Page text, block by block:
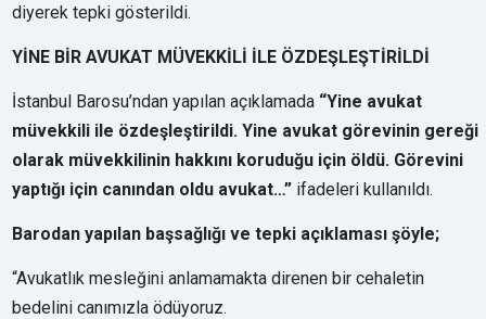
diyerek tepki gösterildi.
YİNE BİR AVUKAT MÜVEKKİLİ İLE ÖZDEŞLEŞTİRİLDİ
İstanbul Barosu’ndan yapılan açıklamada “Yine avukat
müvekkili ile özdeşleştirildi. Yine avukat görevinin gereği
olarak müvekkilinin hakkını koruduğu için öldü. Görevini
yaptığı için canından oldu avukat…” ifadeleri kullanıldı.
Barodan yapılan başsağlığı ve tepki açıklaması şöyle;
“Avukatlık mesleğini anlamamakta direnen bir cehaletin
bedelini canımızla ödüyoruz.